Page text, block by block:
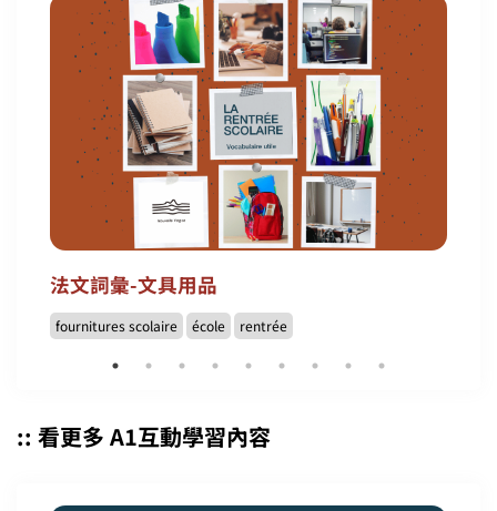
法文詞彙-文具用品
fournitures scolaire école rentrée
:: 看更多 A1互動學習內容